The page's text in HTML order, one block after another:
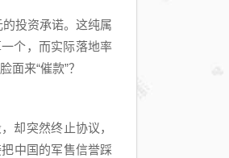
投资承诺。这纯属
个，而实际落地率
来“催款”？
却突然终止协议，
中国的军售信誉踩